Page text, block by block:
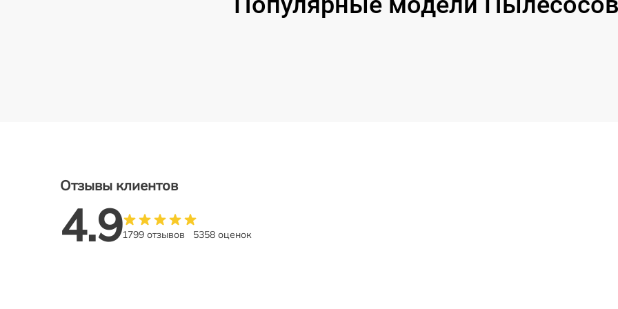
Отзывы клиентов
4.91799 отзывов 5358 оценок